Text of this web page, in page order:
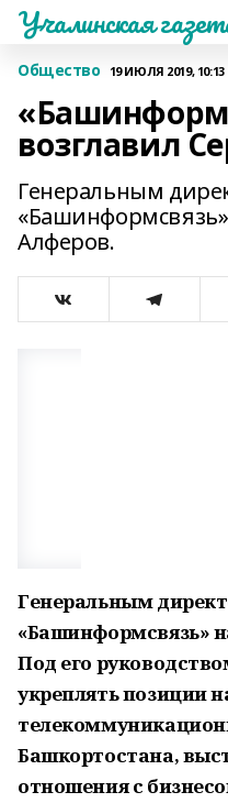
Учалинская
Общество 19 ИЮЛЯ 2019, 10:13
возглавил
Генеральным
Алферов.
Генеральным
«Башинформсвязь»
Под его
укреплять позиции
Башкортостана,
отношения с